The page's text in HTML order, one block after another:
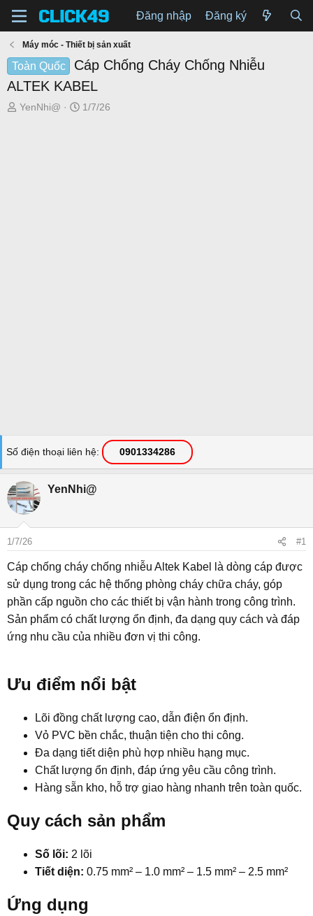
Đăng nhập Đăng ký
Máy móc - Thiết bị sản xuất
Toàn Quốc
Cáp Chống Cháy Chống Nhiễu
ALTEK KABEL
T
YenNhi@
N
1/7/26
Số điện thoại liên hệ 0901334286
YenNhi@
1/7/26 #1
Cáp chống cháy chống nhiễu Altek Kabel là dòng cáp được
sử dụng trong các hệ thống phòng cháy chữa cháy, góp
phần cấp nguồn cho các thiết bị vận hành trong công trình.
Sản phẩm có chất lượng ổn định, đa dạng quy cách và đáp
ứng nhu cầu của nhiều đơn vị thi công.
Ưu điểm nổi bật​
Lõi đồng chất lượng cao, dẫn điện ổn định.
Vỏ PVC bền chắc, thuận tiện cho thi công.
Đa dạng tiết diện phù hợp nhiều hạng mục.
Chất lượng ổn định, đáp ứng yêu cầu công trình.
Hàng sẵn kho, hỗ trợ giao hàng nhanh trên toàn quốc.
Quy cách sản phẩm​
Số lõi: 2 lõi
Tiết diện: 0.75 mm² – 1.0 mm² – 1.5 mm² – 2.5 mm²
Ứng dụng​